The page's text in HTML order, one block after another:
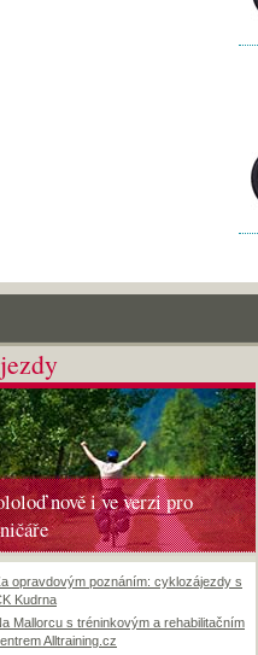
nově i ve verzi pro
opravdovým poznáním: cyklozájezdy s
Kudrna
Mallorcu s tréninkovým a rehabilitačním
Alltraining.cz